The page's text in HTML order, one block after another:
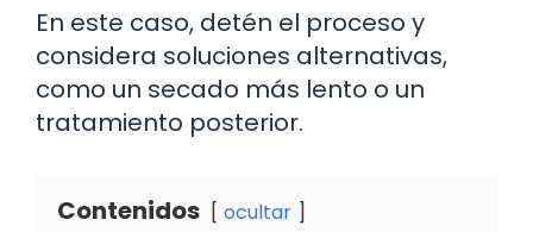
En este caso, detén el proceso y
considera soluciones alternativas,
como un secado más lento o un
tratamiento posterior.
Contenidos ocultar